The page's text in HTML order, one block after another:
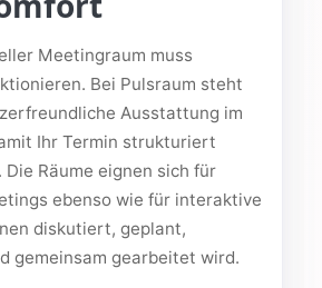
Meetingraum muss
Bei Pulsraum steht
Ausstattung im
Ihr Termin strukturiert
Räume eignen sich für
ebenso wie für interaktive
diskutiert, geplant,
gemeinsam gearbeitet wird.